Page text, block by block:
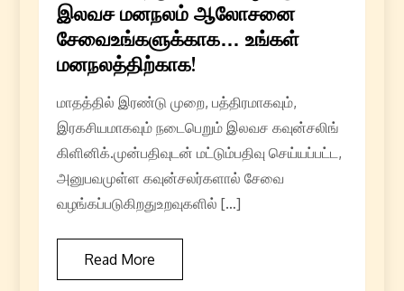
இலவச மனநலம் ஆலோசனை
சேவைஉங்களுக்காக… உங்கள்
மனநலத்திற்காக!
மாதத்தில் இரண்டு முறை, பத்திரமாகவும்,
இரகசியமாகவும் நடைபெறும் இலவச கவுன்சலிங்
கிளினிக்.முன்பதிவுடன் மட்டும்பதிவு செய்யப்பட்ட,
அனுபவமுள்ள கவுன்சலர்களால் சேவை
வழங்கப்படுகிறதுஉறவுகளில் […]
Read More